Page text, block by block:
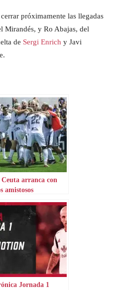
próximamente las llegadas
Mirandés, y Ro Abajas, del
de Sergi Enrich y Javi
arranca con
amistosos
Jornada 1